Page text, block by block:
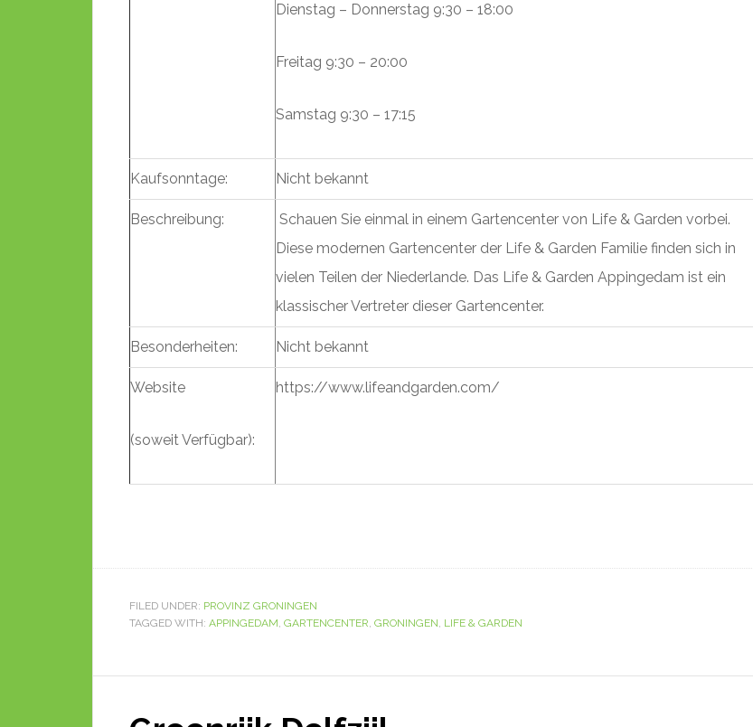
Dienstag – Donnerstag 9:30 – 18:00
Freitag 9:30 – 20:00
Samstag 9:30 – 17:15
Kaufsonntage: Nicht bekannt
Beschreibung:
Schauen Sie einmal in einem Gartencenter von Life & Garden vorbei.
Diese modernen Gartencenter der Life & Garden Familie finden sich in
vielen Teilen der Niederlande. Das Life & Garden Appingedam ist ein
klassischer Vertreter dieser Gartencenter.
Besonderheiten: Nicht bekannt
Website
(soweit Verfügbar):
https://www.lifeandgarden.com/
FILED UNDER: PROVINZ GRONINGEN
TAGGED WITH: APPINGEDAM, GARTENCENTER, GRONINGEN, LIFE & GARDEN